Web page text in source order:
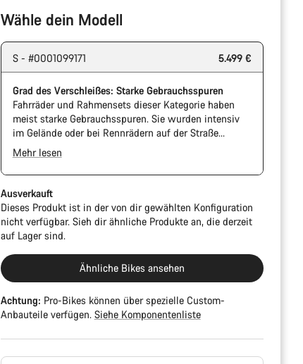
Wähle dein Modell
S - #0001099171 5.499 €
Grad des Verschleißes: Starke Gebrauchsspuren
Fahrräder und Rahmensets dieser Kategorie haben
meist starke Gebrauchsspuren. Sie wurden intensiv
im Gelände oder bei Rennrädern auf der Straße
gefahren. Das können zum Beispiel Testfahrräder aus
dem Festivalpool oder Dauertesträder sein.
Mehr lesen
Ausverkauft
Dieses Produkt ist in der von dir gewählten Konfiguration
nicht verfügbar. Sieh dir ähnliche Produkte an, die derzeit
auf Lager sind.
Ähnliche Bikes ansehen
Achtung: Pro-Bikes können über spezielle Custom-
Anbauteile verfügen. Siehe Komponentenliste